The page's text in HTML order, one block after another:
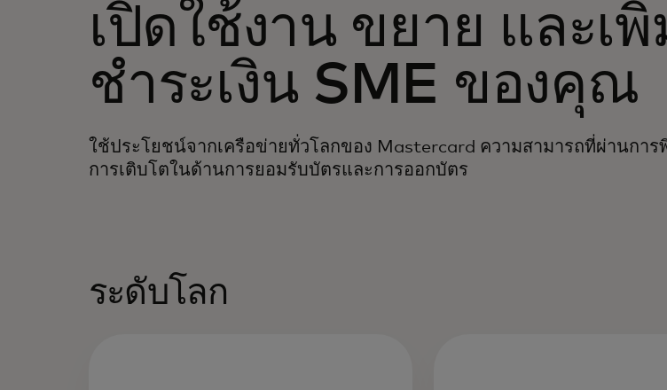
เปิดใช้งาน ขยาย และเ
ชำระเงิน SME ของคุณ
ใช้ประโยชน์จากเครือข่ายทั่วโลกของ Mastercard ความสามารถที่ผ่านกา
การเติบโตในด้านการยอมรับบัตรและการออกบัตร
ระดับโลก